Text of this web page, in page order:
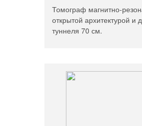
Томограф магнитно-
открытой архитектурой и
туннеля 70 см.